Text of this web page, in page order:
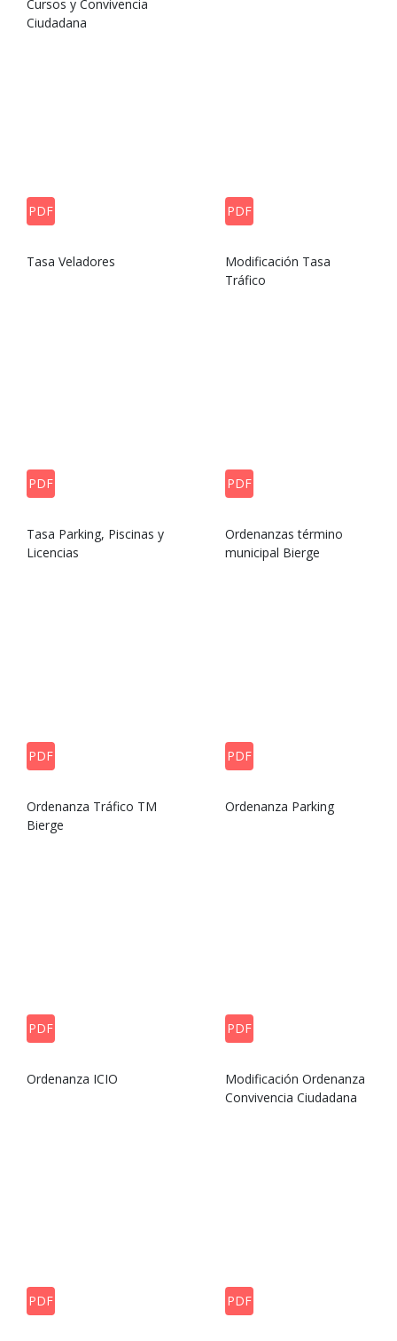
Cursos y Convivencia
Ciudadana
PDF
Tasa Veladores
PDF
Modificación Tasa
Tráfico
PDF
Tasa Parking, Piscinas y
Licencias
PDF
Ordenanzas término
municipal Bierge
PDF
Ordenanza Tráfico TM
Bierge
PDF
Ordenanza Parking
PDF
Ordenanza ICIO
PDF
Modificación Ordenanza
Convivencia Ciudadana
PDF PDF